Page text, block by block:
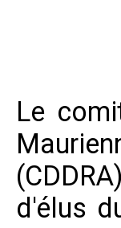
Le
d'élus